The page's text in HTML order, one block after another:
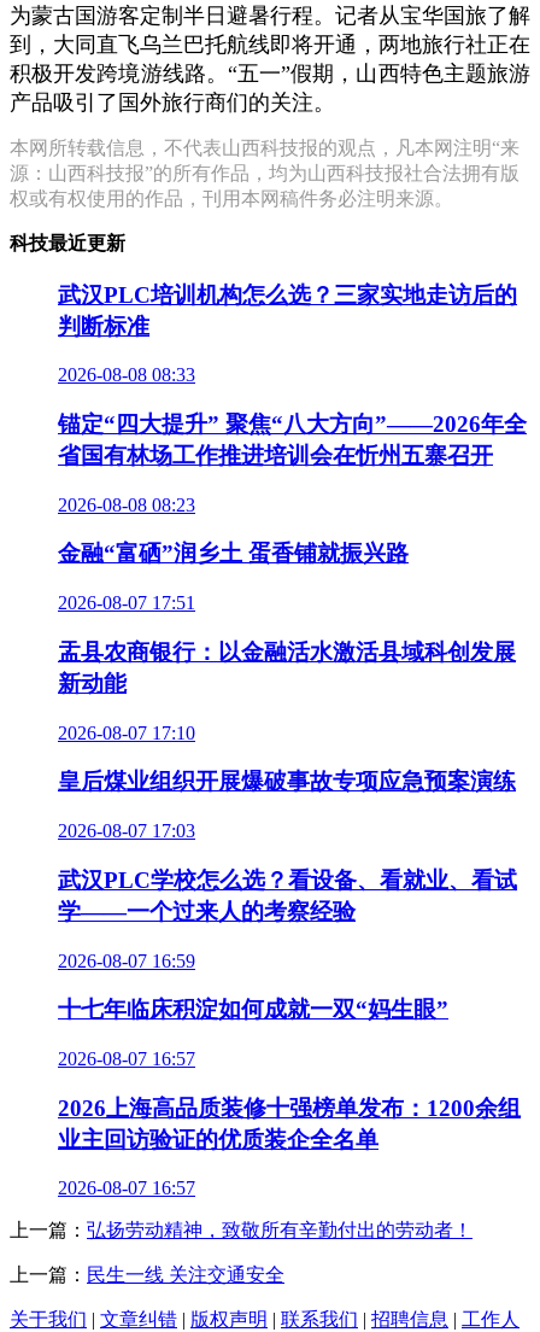
为蒙古国游客定制半日避暑行程。记者从宝华国旅了解
到，大同直飞乌兰巴托航线即将开通，两地旅行社正在
积极开发跨境游线路。“五一”假期，山西特色主题旅游
产品吸引了国外旅行商们的关注。
本网所转载信息，不代表山西科技报的观点，凡本网注明“来
源：山西科技报”的所有作品，均为山西科技报社合法拥有版
权或有权使用的作品，刊用本网稿件务必注明来源。
科技最近更新
武汉PLC培训机构怎么选？三家实地走访后的
判断标准
2026-08-08 08:33
锚定“四大提升” 聚焦“八大方向”——2026年全
省国有林场工作推进培训会在忻州五寨召开
2026-08-08 08:23
金融“富硒”润乡土 蛋香铺就振兴路
2026-08-07 17:51
盂县农商银行：以金融活水激活县域科创发展
新动能
2026-08-07 17:10
皇后煤业组织开展爆破事故专项应急预案演练
2026-08-07 17:03
武汉PLC学校怎么选？看设备、看就业、看试
学——一个过来人的考察经验
2026-08-07 16:59
十七年临床积淀如何成就一双“妈生眼”
2026-08-07 16:57
2026上海高品质装修十强榜单发布：1200余组
业主回访验证的优质装企全名单
2026-08-07 16:57
上一篇： 弘扬劳动精神，致敬所有辛勤付出的劳动者！
上一篇： 民生一线 关注交通安全
关于我们 | 文章纠错 | 版权声明 | 联系我们 | 招聘信息 | 工作人